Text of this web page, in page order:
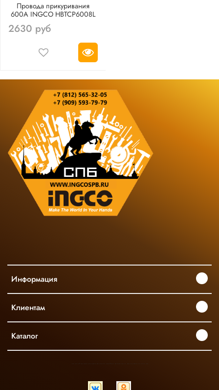
Провода прикуривания
600А INGCO HBTCP6008L
2630 руб
Информация
Клиентам
Каталог